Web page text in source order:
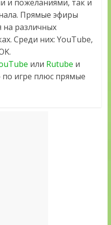
и пожеланиями, так и
Прямые эфиры
на различных
Среди них: YouTube,
или Rutube и
игре плюс прямые